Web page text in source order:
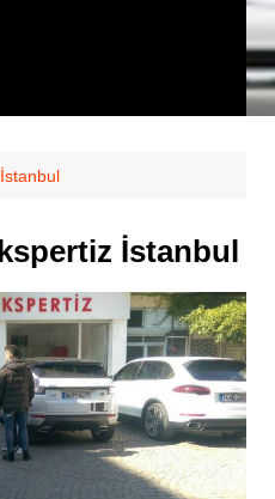
İstanbul